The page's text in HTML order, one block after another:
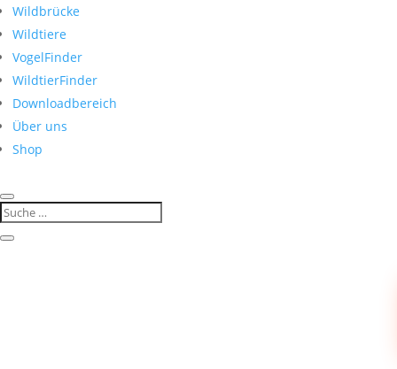
Wildbrücke
Wildtiere
VogelFinder
WildtierFinder
Downloadbereich
Über uns
Shop